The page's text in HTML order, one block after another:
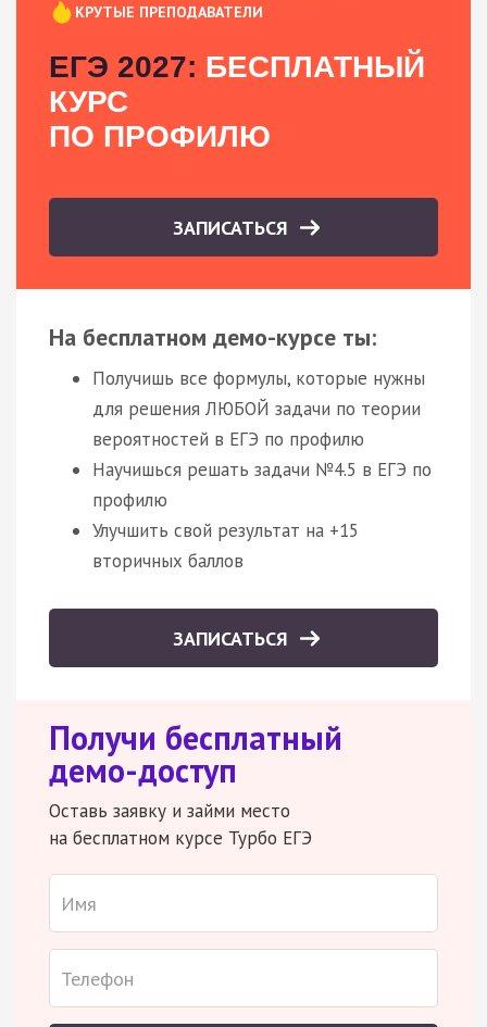
КРУТЫЕ ПРЕПОДАВАТЕЛИ
ЕГЭ 2027: БЕСПЛАТНЫЙ
КУРС
ПО ПРОФИЛЮ
ЗАПИСАТЬСЯ
На бесплатном демо-курсе ты:
Получишь все формулы, которые нужны
для решения ЛЮБОЙ задачи по теории
вероятностей в ЕГЭ по профилю
Научишься решать задачи №4.5 в ЕГЭ по
профилю
Улучшить свой результат на +15
вторичных баллов
ЗАПИСАТЬСЯ
Получи бесплатный
демо-доступ
Оставь заявку и займи место
на бесплатном курсе Турбо ЕГЭ